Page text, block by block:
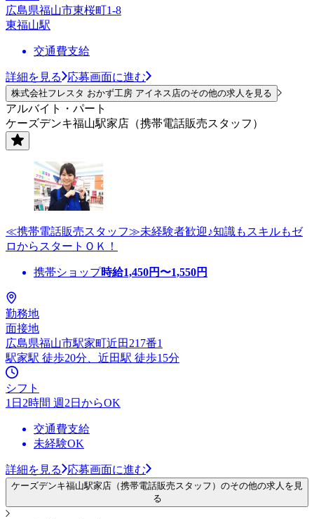
広島県福山市東桜町1-8
東福山駅
交通費支給
詳細を見る 応募画面に進む
株式会社フレスタ おかず工房 アイネス店のその他の求人を見る
アルバイト・パート
ケーズデンキ福山駅家店（携帯電話販売スタッフ）
≪携帯電話販売スタッフ≫未経験者歓迎♪知識もスキルもゼ
ロからスタートＯＫ！
携帯ショップ時給1,450円〜1,550円
勤務地
面接地
広島県福山市駅家町近田217番1
駅家駅 徒歩20分、近田駅 徒歩15分
シフト
1日2時間 週2日からOK
交通費支給
未経験OK
詳細を見る 応募画面に進む
ケーズデンキ福山駅家店（携帯電話販売スタッフ）のその他の求人を見
る